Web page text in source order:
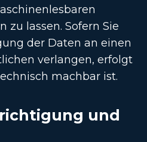
zu lassen. Sofern Sie
der Daten an einen
verlangen, erfolgt
machbar ist.
und